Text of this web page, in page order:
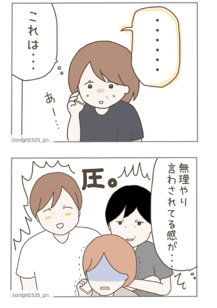
©onigiri2525_pn
©onigiri2525_pn